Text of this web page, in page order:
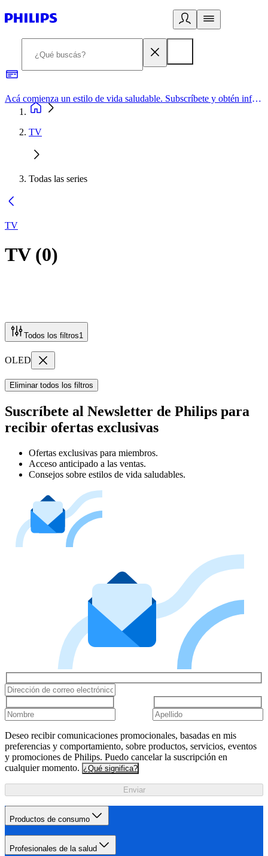
Acá comienza un estilo de vida saludable. Subscríbete y obtén información de primera mano
TV
Todas las series
TV
TV(0)
Todos los filtros1
OLED
Eliminar todos los filtros
Suscríbete al Newsletter de Philips para
recibir ofertas exclusivas
Ofertas exclusivas para miembros.
Acceso anticipado a las ventas.
Consejos sobre estilos de vida saludables.
Deseo recibir comunicaciones promocionales, basadas en mis
preferencias y comportamiento, sobre productos, servicios, eventos
y promociones de Philips. Puedo cancelar la suscripción en
cualquier momento. ¿Qué significa?
Enviar
Productos de consumo
Profesionales de la salud